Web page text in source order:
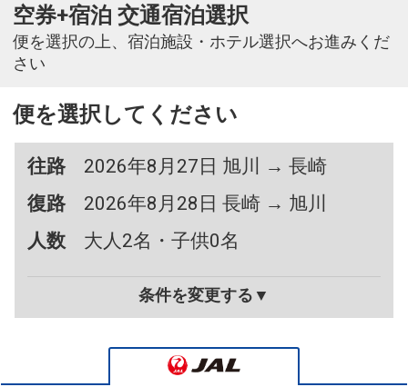
空券+宿泊 交通宿泊選択
便を選択の上、宿泊施設・ホテル選択へお進みくだ
さい
便を選択してください
往路
2026年8月27日 旭川 → 長崎
復路
2026年8月28日 長崎 → 旭川
人数
大人2名・子供0名
条件を変更する▼